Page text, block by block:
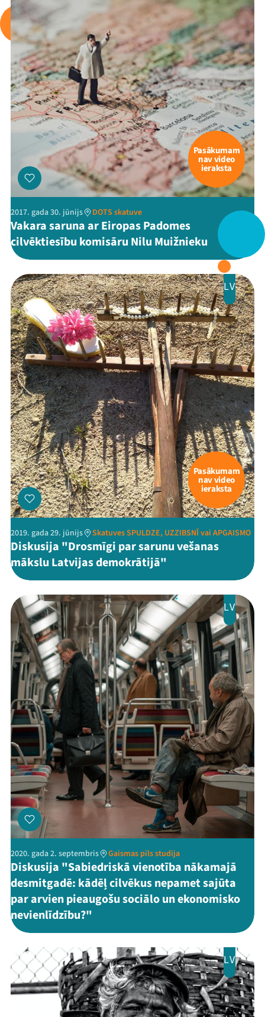
Mana programma
Festivāls
Arhīvs
Viņi bija LAMPĀ 2026
Jaunumi
Pasākumam
nav video
ieraksta
2017. gada 30. jūnijs DOTS skatuve
Vakara saruna ar Eiropas Padomes
cilvēktiesību komisāru Nilu Muižnieku
LV
Pasākumam
nav video
ieraksta
2019. gada 29. jūnijs Skatuves SPULDZE, UZZIBSNĪ vai APGAISMO
Diskusija "Drosmīgi par sarunu vešanas
mākslu Latvijas demokrātijā"
LV
2020. gada 2. septembris Gaismas pils studija
Diskusija "Sabiedriskā vienotība nākamajā
desmitgadē: kādēļ cilvēkus nepamet sajūta
par arvien pieaugošu sociālo un ekonomisko
nevienlīdzību?"
LV